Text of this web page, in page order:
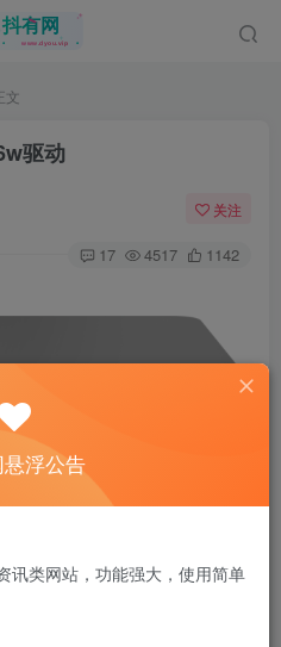
文
驱动
关注
17 4517 1142
浮公告
讯类网站，功能强大，使用简单